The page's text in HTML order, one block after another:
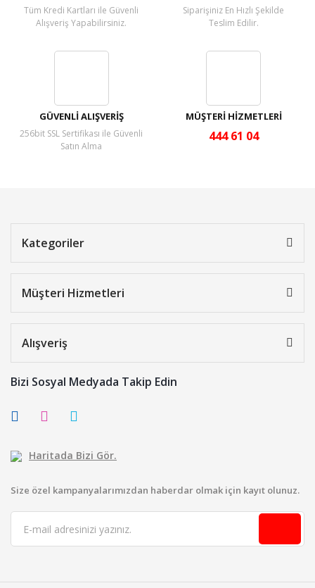
Tüm Kredi Kartları ile Güvenli
Alışveriş Yapabilirsiniz.
Siparişiniz En Hızlı Şekilde
Teslim Edilir.
GÜVENLİ ALIŞVERİŞ
256bit SSL Sertifikası ile Güvenli
Satın Alma
MÜŞTERİ HİZMETLERİ
444 61 04
Kategoriler
Müşteri Hizmetleri
Alışveriş
Bizi Sosyal Medyada Takip Edin
Haritada Bizi Gör.
Size özel kampanyalarımızdan haberdar olmak için kayıt olunuz.